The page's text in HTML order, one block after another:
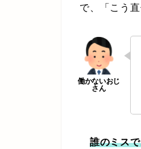
で、「こう
誰のミス